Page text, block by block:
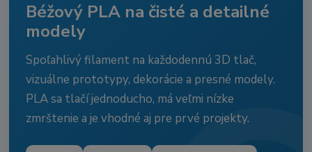
Béžový PLA na čisté a detailné
modely
Spoľahlivý filament na každodennú 3D tlač,
vizuálne prototypy, dekorácie a presné modely.
PLA sa tlačí jednoducho, má veľmi nízke
zmrštenie a je vhodné aj pre prvé projekty.